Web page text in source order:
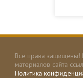
Все права защищены!
материалов сайта
Политика